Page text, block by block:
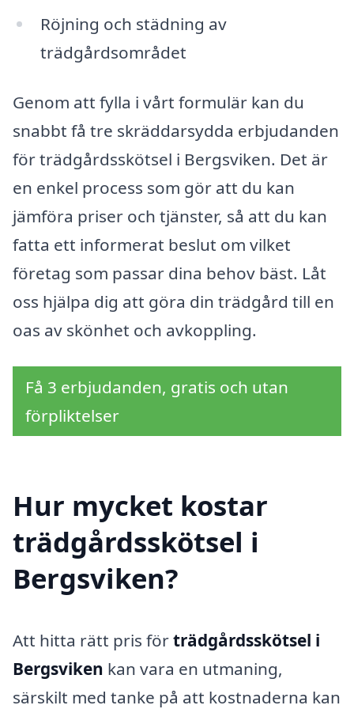
Röjning och städning av
trädgårdsområdet
Genom att fylla i vårt formulär kan du
snabbt få tre skräddarsydda erbjudanden
för trädgårdsskötsel i Bergsviken. Det är
en enkel process som gör att du kan
jämföra priser och tjänster, så att du kan
fatta ett informerat beslut om vilket
företag som passar dina behov bäst. Låt
oss hjälpa dig att göra din trädgård till en
oas av skönhet och avkoppling.
Få 3 erbjudanden, gratis och utan
förpliktelser
Hur mycket kostar
trädgårdsskötsel i
Bergsviken?
Att hitta rätt pris förträdgårdsskötsel i
Bergsviken kan vara en utmaning,
särskilt med tanke på att kostnaderna kan